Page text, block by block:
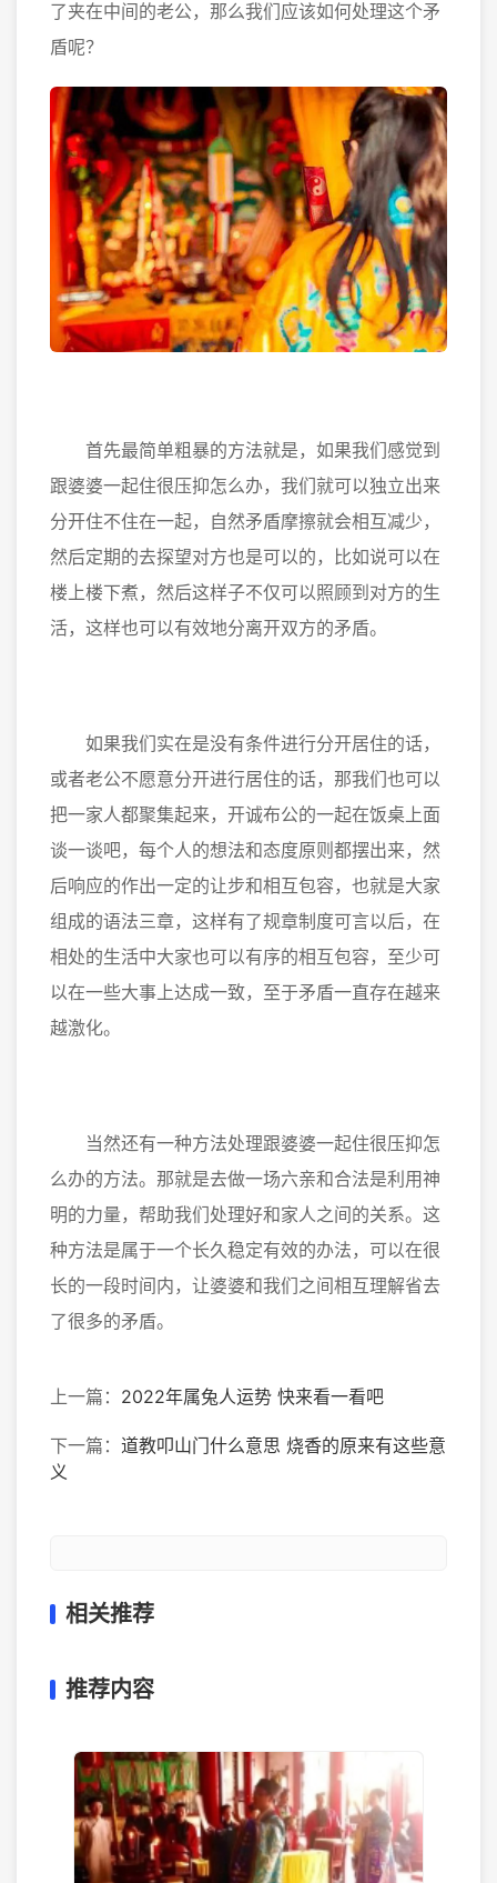
了夹在中间的老公，那么我们应该如何处理这个矛
盾呢？
首先最简单粗暴的方法就是，如果我们感觉到
跟婆婆一起住很压抑怎么办，我们就可以独立出来
分开住不住在一起，自然矛盾摩擦就会相互减少，
然后定期的去探望对方也是可以的，比如说可以在
楼上楼下煮，然后这样子不仅可以照顾到对方的生
活，这样也可以有效地分离开双方的矛盾。
如果我们实在是没有条件进行分开居住的话，
或者老公不愿意分开进行居住的话，那我们也可以
把一家人都聚集起来，开诚布公的一起在饭桌上面
谈一谈吧，每个人的想法和态度原则都摆出来，然
后响应的作出一定的让步和相互包容，也就是大家
组成的语法三章，这样有了规章制度可言以后，在
相处的生活中大家也可以有序的相互包容，至少可
以在一些大事上达成一致，至于矛盾一直存在越来
越激化。
当然还有一种方法处理跟婆婆一起住很压抑怎
么办的方法。那就是去做一场六亲和合法是利用神
明的力量，帮助我们处理好和家人之间的关系。这
种方法是属于一个长久稳定有效的办法，可以在很
长的一段时间内，让婆婆和我们之间相互理解省去
了很多的矛盾。
上一篇： 2022年属兔人运势 快来看一看吧
下一篇： 道教叩山门什么意思 烧香的原来有这些意
义
相关推荐
推荐内容